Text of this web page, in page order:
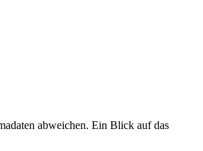
abweichen. Ein Blick auf das